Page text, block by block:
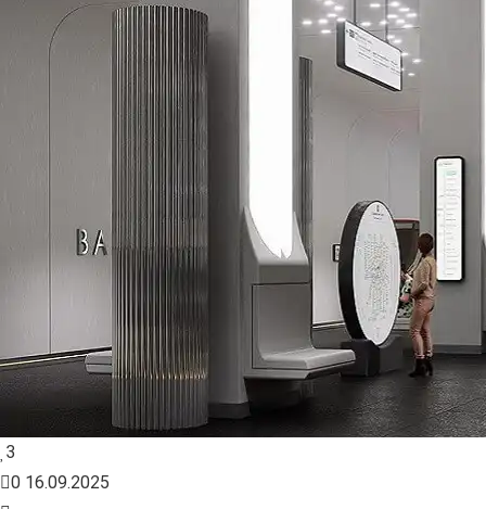
3
0 16.09.2025